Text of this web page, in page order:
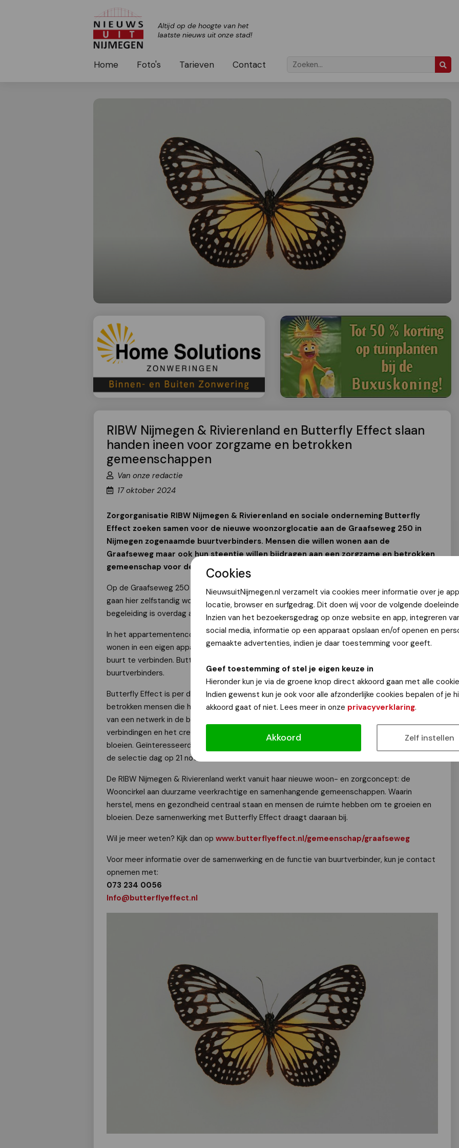
Cookies
NieuwsuitNijmegen.nl verzamelt via cookies meer informatie over je
locatie, browser en surfgedrag. Dit doen wij voor de volgende
Inzien van het bezoekersgedrag op onze website en app, integreren
social media, informatie op een apparaat opslaan en/of openen en
gemaakte advertenties, indien je daar toestemming voor geeft.
Geef toestemming of stel je eigen keuze in
Hieronder kun je via de groene knop direct akkoord gaan met alle
Indien gewenst kun je ook voor alle afzonderlijke cookies bepalen of je
akkoord gaat of niet. Lees meer in onze privacyverklaring.
Akkoord Zelf instellen
Altijd op de hoogte van het
laatste nieuws uit onze stad!
Home Foto's Tarieven Contact
RIBW Nijmegen & Rivierenland en Butterfly Effect slaan
handen ineen voor zorgzame en betrokken
gemeenschappen
Van onze redactie
17 oktober 2024
Zorgorganisatie RIBW Nijmegen & Rivierenland en sociale onderneming Butterfly
Effect zoeken samen voor de nieuwe woonzorglocatie aan de Graafseweg 250 in
Nijmegen zogenaamde buurtverbinders. Mensen die willen wonen aan de
Graafseweg maar ook hun steentje willen bijdragen aan een zorgzame en betrokken
gemeenschap voor de bewoners van deze locatie en hun omgeving.
Op de Graafseweg 250 wonen in 2025 29 mensen met een psychische kwetsbaarheid. Zij
gaan hier zelfstandig wonen in kleine bewonersgroepen, onder begeleiding van de RIBW. De
begeleiding is overdag aanwezig en in de avond en nacht aanwezig of bereikbaar.
In het appartementencomplex zijn zes appartementen beschikbaar voor buurtverbinders. Zij
wonen in een eigen appartement maar zijn er ook om de bewoners met elkaar en met de
buurt te verbinden. Butterfly Effect richt zich op het werven en coachen van deze
buurtverbinders.
Butterfly Effect is per direct op zoek naar deze **buurtverbinders**. Dit zijn sociale,
betrokken mensen die het contact tussen bewoners stimuleren en helpen bij het opbouwen
van een netwerk in de buurt. Buurtverbinders spelen een cruciale rol in het bevorderen van
verbindingen en het creëren van een zorgzame gemeenschap waarin talenten kunnen
bloeien. Geïnteresseerden kunnen zich via de website van Butterfly Effect aanmelden voor
de selectie dag op 21 november.
De RIBW Nijmegen & Rivierenland werkt vanuit haar nieuwe woon- en zorgconcept: de
Wooncirkel aan duurzame veerkrachtige en samenhangende gemeenschappen. Waarin
herstel, mens en gezondheid centraal staan en mensen de ruimte hebben om te groeien en
bloeien. Deze samenwerking met Butterfly Effect draagt daaraan bij.
Wil je meer weten? Kijk dan op www.butterflyeffect.nl/gemeenschap/graafseweg
Voor meer informatie over de samenwerking en de functie van buurtverbinder, kun je contact
opnemen met:
073 234 0056
Info@butterflyeffect.nl